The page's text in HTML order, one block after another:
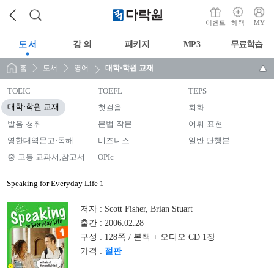
이벤트 혜택 MY
도 서 강 의 패키지 MP3 무료학습
홈 도서 영어 대학·학원 교재
TOEIC TOEFL TEPS
대학·학원 교재 첫걸음
회화
발음·청취
문법·작문
어휘·표현
영한대역문고·독해
비즈니스
일반 단행본
중·고등 교과서,참고서
OPIc
Speaking for Everyday Life 1
저자 : Scott Fisher, Brian Stuart
출간 : 2006.02.28
구성 : 128쪽 / 본책 + 오디오 CD 1장
가격 : 절판